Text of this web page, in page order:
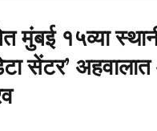
मुंबई १५व्या
सेंटर’